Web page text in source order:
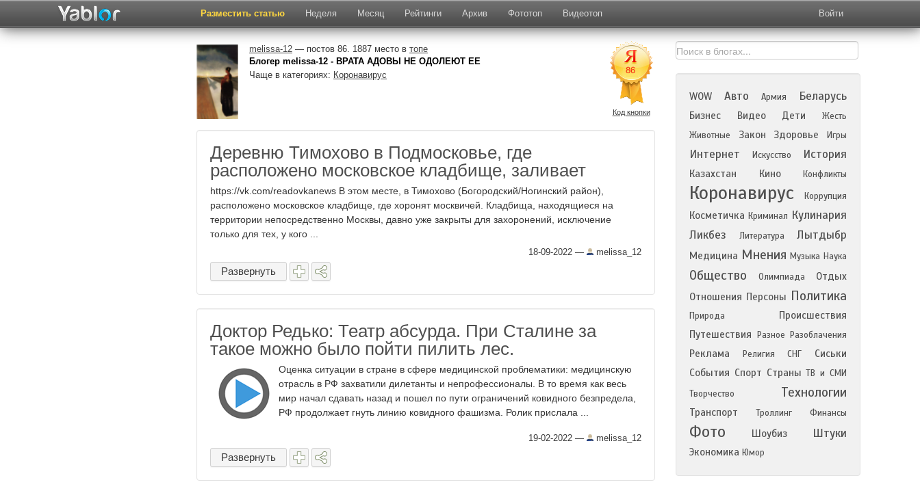
Разместить статью Неделя Месяц Рейтинги Архив Фототоп Видеотоп Войти
melissa-12 — постов 86. 1887 место втопе
Блогер melissa-12 - ВРАТА АДОВЫ НЕ ОДОЛЕЮТ ЕЕ
Чаще в категориях: Коронавирус
Код кнопки
Деревню Тимохово в Подмосковье, где
расположено московское кладбище, заливает
https://vk.com/readovkanews В этом месте, в Тимохово (Богородский/Ногинский район),
расположено московское кладбище, где хоронят москвичей. Кладбища, находящиеся на
территории непосредственно Москвы, давно уже закрыты для захоронений, исключение
только для тех, у кого ...
18-09-2022 — melissa_12
Развернуть
Доктор Редько: Театр абсурда. При Сталине за
такое можно было пойти пилить лес.
Оценка ситуации в стране в сфере медицинской проблематики: медицинскую
отрасль в РФ захватили дилетанты и непрофессионалы. В то время как весь
мир начал сдавать назад и пошел по пути ограничений ковидного безпредела,
РФ продолжает гнуть линию ковидного фашизма. Ролик прислала ...
19-02-2022 — melissa_12
Развернуть
WOW Авто Армия Беларусь
Бизнес Видео Дети
Жесть
Животные
Закон Здоровье Игры
Интернет Искусство История
Казахстан Кино Конфликты
Коронавирус Коррупция
Косметичка Криминал Кулинария
Ликбез
Литература Лытдыбр
Медицина Мнения Музыка Наука
Общество Олимпиада
Отдых
Отношения Персоны Политика
Природа
Происшествия
Путешествия
Разное Разоблачения
Реклама Религия СНГ
Сиськи
События Спорт Страны ТВ и СМИ
Творчество
Технологии
Транспорт Троллинг Финансы
Фото Шоубиз Штуки
Экономика Юмор